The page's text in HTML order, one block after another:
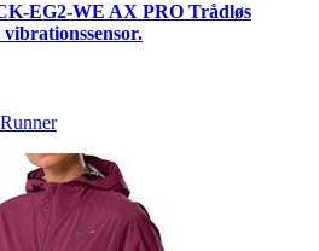
EG2-WE AX PRO Trådløs